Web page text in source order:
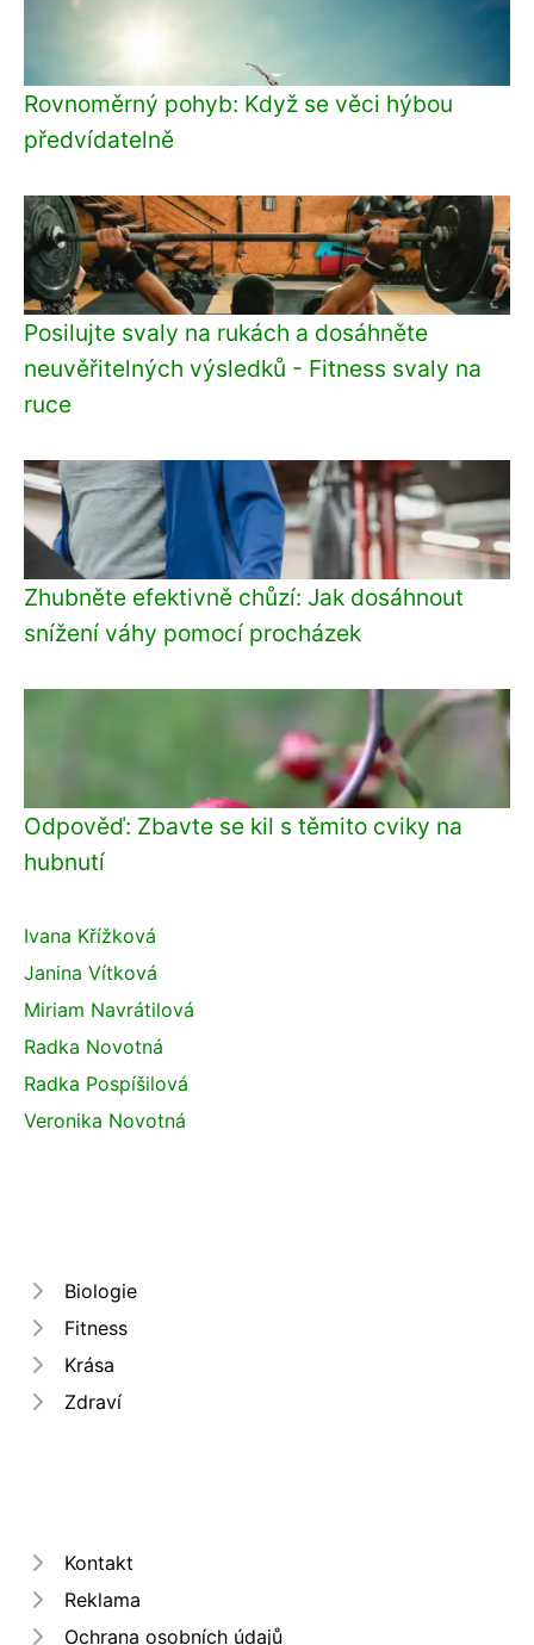
Rovnoměrný pohyb: Když se věci hýbou
předvídatelně
Posilujte svaly na rukách a dosáhněte
neuvěřitelných výsledků - Fitness svaly na
ruce
Zhubněte efektivně chůzí: Jak dosáhnout
snížení váhy pomocí procházek
Odpověď: Zbavte se kil s těmito cviky na
hubnutí
Ivana Křížková
Janina Vítková
Miriam Navrátilová
Radka Novotná
Radka Pospíšilová
Veronika Novotná
Biologie
Fitness
Krása
Zdraví
Kontakt
Reklama
Ochrana osobních údajů